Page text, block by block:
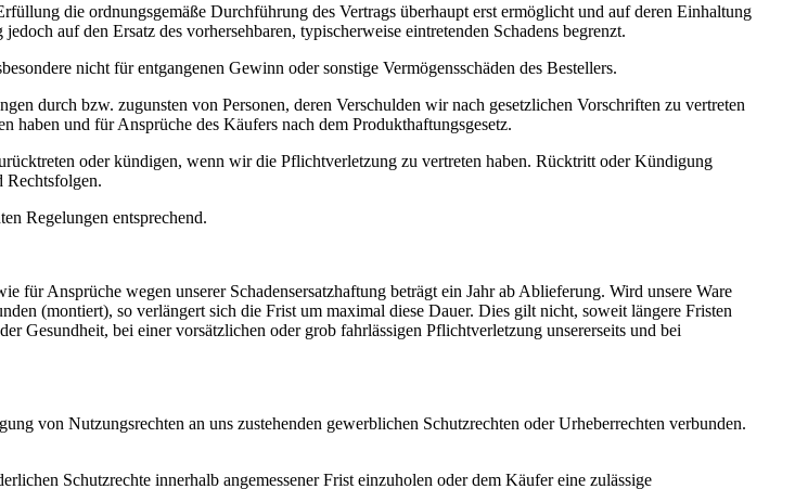
die ordnungsgemäße Durchführung des Vertrags überhaupt erst ermöglicht und auf deren Einhaltung
auf den Ersatz des vorhersehbaren, typischerweise eintretenden Schadens begrenzt.
nicht für entgangenen Gewinn oder sonstige Vermögensschäden des Bestellers.
durch bzw. zugunsten von Personen, deren Verschulden wir nach gesetzlichen Vorschriften zu vertreten
haben und für Ansprüche des Käufers nach dem Produkthaftungsgesetz.
oder kündigen, wenn wir die Pflichtverletzung zu vertreten haben. Rücktritt oder Kündigung
Rechtsfolgen.
Regelungen entsprechend.
Ansprüche wegen unserer Schadensersatzhaftung beträgt ein Jahr ab Ablieferung. Wird unsere Ware
(montiert), so verlängert sich die Frist um maximal diese Dauer. Dies gilt nicht, soweit längere Fristen
Gesundheit, bei einer vorsätzlichen oder grob fahrlässigen Pflichtverletzung unsererseits und bei
von Nutzungsrechten an uns zustehenden gewerblichen Schutzrechten oder Urheberrechten verbunden.
Schutzrechte innerhalb angemessener Frist einzuholen oder dem Käufer eine zulässige